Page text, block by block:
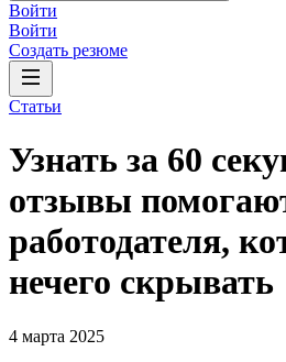
Войти
Войти
Создать резюме
Статьи
Узнать за 60
отзывы
работодателя,
нечего скрывать
4 марта 2025